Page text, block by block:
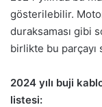
gösterilebilir.
duraksaması gibi
birlikte bu parçayı
2024 yılı buji
listesi: